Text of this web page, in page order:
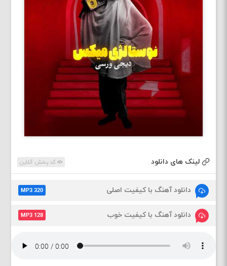
لینک های دانلود کد پخش آنلاین
دانلود آهنگ با کیفیت اصلی MP3 320
دانلود آهنگ با کیفیت خوب MP3 128